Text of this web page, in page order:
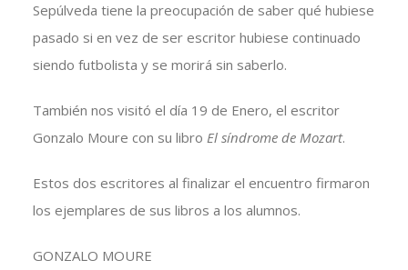
Sepúlveda tiene la preocupación de saber qué hubiese
pasado si en vez de ser escritor hubiese continuado
siendo futbolista y se morirá sin saberlo.
También nos visitó el día 19 de Enero, el escritor
Gonzalo Moure con su libro El síndrome de Mozart.
Estos dos escritores al finalizar el encuentro firmaron
los ejemplares de sus libros a los alumnos.
GONZALO MOURE